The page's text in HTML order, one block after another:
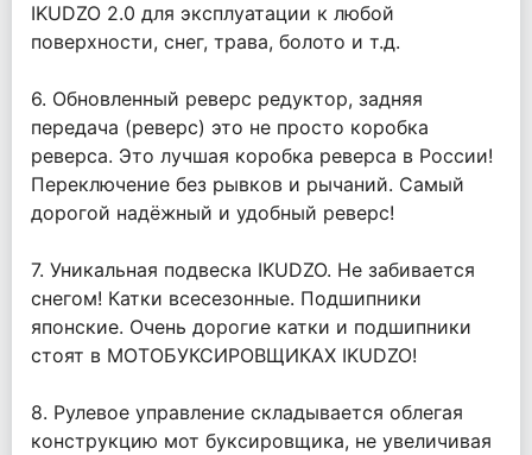
IKUDZO 2.0 для эксплуатации к любой
поверхности, снег, трава, болото и т.д.
6. Обновленный реверс редуктор, задняя
передача (реверс) это не просто коробка
реверса. Это лучшая коробка реверса в России!
Переключение без рывков и рычаний. Самый
дорогой надёжный и удобный реверс!
7. Уникальная подвеска IKUDZO. Не забивается
снегом! Катки всесезонные. Подшипники
японские. Очень дорогие катки и подшипники
стоят в МОТОБУКСИРОВЩИКАХ IKUDZO!
8. Рулевое управление складывается облегая
конструкцию мот буксировщика, не увеличивая